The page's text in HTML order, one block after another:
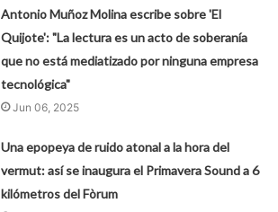
Antonio Muñoz Molina escribe sobre 'El
Quijote': "La lectura es un acto de soberanía
que no está mediatizado por ninguna empresa
tecnológica"
Jun 06, 2025
Una epopeya de ruido atonal a la hora del
vermut: así se inaugura el Primavera Sound a 6
kilómetros del Fòrum